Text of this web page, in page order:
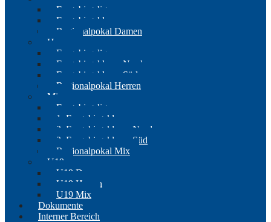
Erzgebirgsliga
Erzgebirgsklasse
Regionalpokal Damen
Herren
Erzgebirgsliga
Erzgebirgsklasse Nord
Erzgebirgsklasse Süd
Regionalpokal Herren
Mix
Erzgebirgsliga
1. Erzgebirgsklasse
2. Erzgebirgsklasse Nord
2. Erzgebirgsklasse Süd
Regionalpokal Mix
U19
U19 Damen
U19 Herren
U19 Mix
Dokumente
Interner Bereich